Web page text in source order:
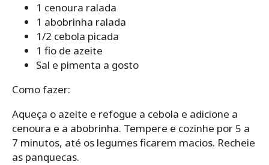
1 cenoura ralada
1 abobrinha ralada
1/2 cebola picada
1 fio de azeite
Sal e pimenta a gosto
Como fazer:
Aqueça o azeite e refogue a cebola e adicione a
cenoura e a abobrinha. Tempere e cozinhe por 5 a
7 minutos, até os legumes ficarem macios. Recheie
as panquecas.